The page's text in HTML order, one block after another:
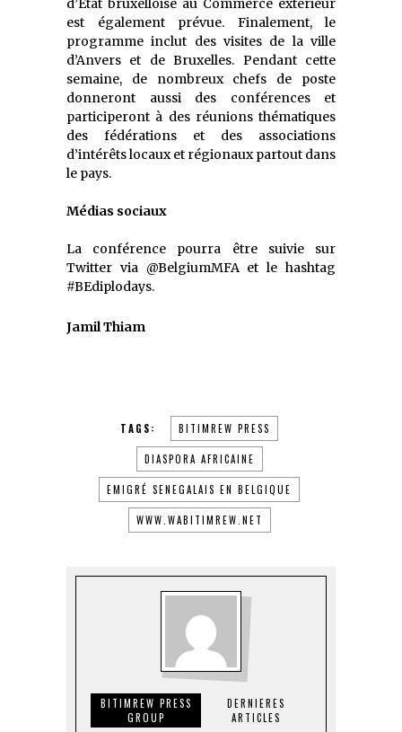
est également prévue. Finalement, le
programme inclut des visites de la ville
d’Anvers et de Bruxelles. Pendant cette
semaine, de nombreux chefs de poste
donneront aussi des conférences et
participeront à des réunions thématiques
des fédérations et des associations
d’intérêts locaux et régionaux partout dans
le pays.
Médias sociaux
La conférence pourra être suivie sur
Twitter via @BelgiumMFA et le hashtag
#BEdiplodays.
Jamil Thiam
TAGS: BITIMREW PRESS
DIASPORA AFRICAINE
EMIGRÉ SENEGALAIS EN BELGIQUE
WWW.WABITIMREW.NET
BITIMREW PRESS
GROUP
DERNIERES
ARTICLES